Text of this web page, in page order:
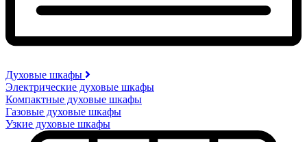
Духовые шкафы
Электрические духовые шкафы
Компактные духовые шкафы
Газовые духовые шкафы
Узкие духовые шкафы